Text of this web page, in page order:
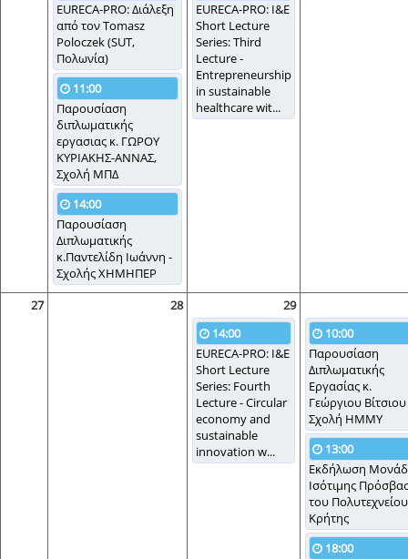
EURECA-PRO: Διάλεξη
από τον Tomasz
Poloczek (SUT,
Πολωνία)
11:00
Παρουσίαση
διπλωματικής
εργασιας κ. ΓΩΡΟΥ
ΚΥΡΙΑΚΗΣ-ΑΝΝΑΣ,
Σχολή ΜΠΔ
14:00
Παρουσίαση
Διπλωματικής
κ.Παντελίδη Ιωάννη -
Σχολής ΧΗΜΗΠΕΡ
EURECA-PRO: I&E
Short Lecture
Series: Third
Lecture -
Entrepreneurship
in sustainable
healthcare wit...
27 28
29
14:00
EURECA-PRO: I&E
Short Lecture
Series: Fourth
Lecture - Circular
economy and
sustainable
innovation w...
10:00
Παρουσίαση
Διπλωματικής
Εργασίας κ.
Γεώργιου
Σχολή ΗΜΜΥ
13:00
Εκδήλωση
Ισότιμης
του Πολυτεχνείου
Κρήτης
18:00